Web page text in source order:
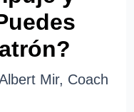
Mir, Coach